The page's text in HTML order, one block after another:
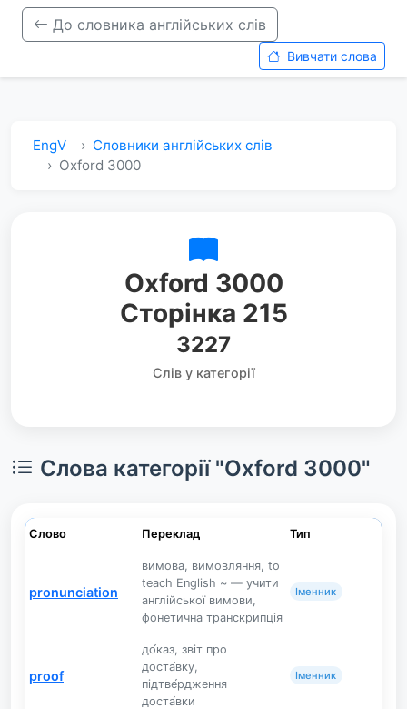
До словника англійських слів
Вивчати слова
EngV
Словники англійських слів
Oxford 3000
Oxford 3000
Сторінка 215
3227
Слів у категорії
Слова категорії "Oxford 3000"
Слово Переклад Тип
pronunciation
вимова, вимовляння, to
teach English ~ — учити
англійської вимови,
фонетична транскрипція
Іменник
proof
до́каз, звіт про
доста́вку,
підтве́рдження
доста́вки
Іменник